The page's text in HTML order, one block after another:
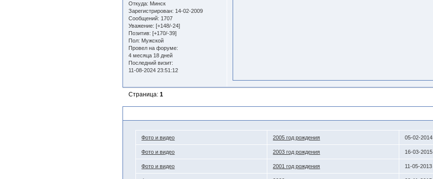
Откуда: Минск
Зарегистрирован: 14-02-2009
Сообщений: 1707
Уважение: [+148/-24]
Позитив: [+170/-39]
Пол: Мужской
Провел на форуме:
4 месяца 18 дней
Последний визит:
11-08-2024 23:51:12
Страница:1
Фото и видео 2005 год рождения 05-02-2014
Фото и видео 2003 год рождения 16-03-2015
Фото и видео 2001 год рождения 11-05-2013